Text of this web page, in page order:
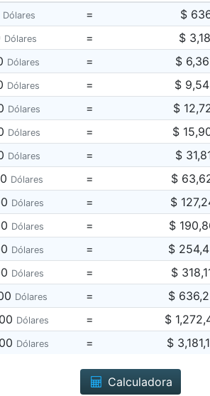
Dólares =
$
Dólares =
$
Dólares =
$
Dólares =
$
Dólares =
$
Dólares =
$
Dólares =
$
Dólares =
$
Dólares =
$
Dólares =
$
Dólares =
$
Dólares =
$
Dólares =
$
Dólares =
$
Dólares = $
Calculadora